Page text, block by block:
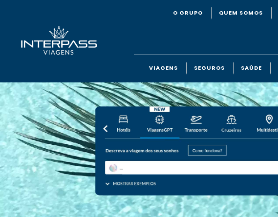
O GRUPO QUEM SOMOS
VIAGENS SEGUROS SAÚDE